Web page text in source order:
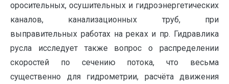
оросительных, осушительных и гидроэнергетических
каналов, канализационных труб, при
выправительных работах на реках и пр. Гидравлика
русла исследует также вопрос о распределении
скоростей по сечению потока, что весьма
существенно для гидрометрии, расчёта движения